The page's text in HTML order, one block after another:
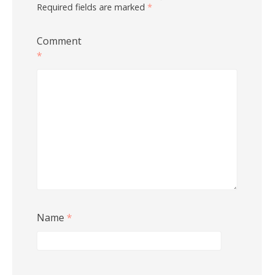
Required fields are marked *
Comment
*
Name *